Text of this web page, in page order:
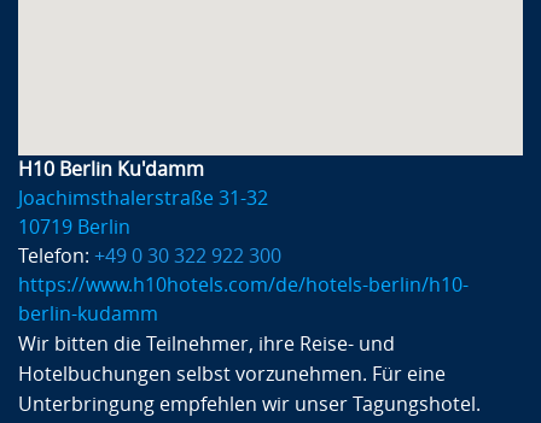
H10 Berlin Ku'damm
Joachimsthalerstraße 31-32
10719 Berlin
Telefon: +49 0 30 322 922 300
https://www.h10hotels.com/de/hotels-berlin/h10-
berlin-kudamm
Wir bitten die Teilnehmer, ihre Reise- und
Hotelbuchungen selbst vorzunehmen. Für eine
Unterbringung empfehlen wir unser Tagungshotel.